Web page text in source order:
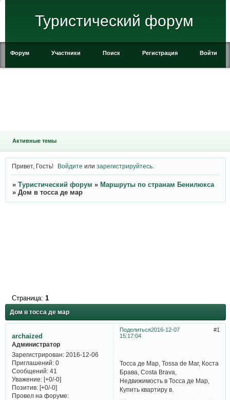
Туристический форум
Форум Участники Поиск Регистрация Войти
Активные темы
Привет, Гость! Войдите илизарегистрируйтесь
» Туристический форум » Маршруты по странам Бенилюкса
» Дом в тосса де мар
Дом в тосса де мар
Страница: 1
Поделиться 1
2016-12-07
15:17:04
archaized
Администратор
Зарегистрирован: 2016-12-06
Приглашений:0
Сообщений:41
Уважение: [+0/-0]
Позитив: [+0/-0]
Провел на форуме:
Тосса де Мар, Tossa de Mar, Коста
Брава, Costa Brava,
Недвижимость в Тосса де Мар,
Купить квартиру в.